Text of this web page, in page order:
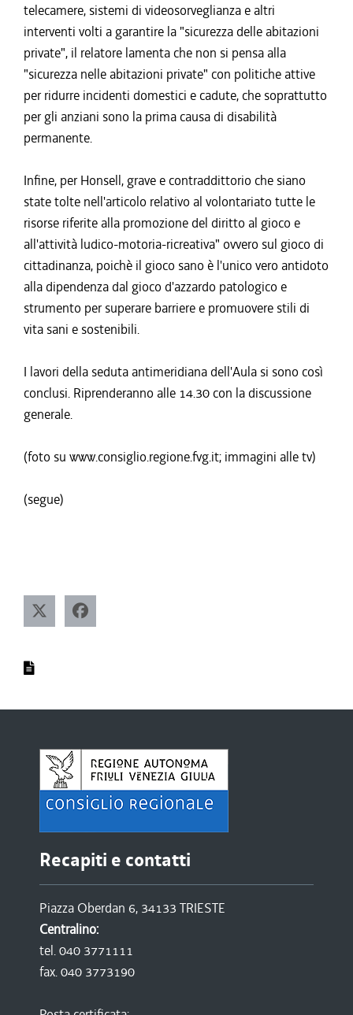
telecamere, sistemi di videosorveglianza e altri
interventi volti a garantire la "sicurezza delle abitazioni
private", il relatore lamenta che non si pensa alla
"sicurezza nelle abitazioni private" con politiche attive
per ridurre incidenti domestici e cadute, che soprattutto
per gli anziani sono la prima causa di disabilità
permanente.
Infine, per Honsell, grave e contraddittorio che siano
state tolte nell'articolo relativo al volontariato tutte le
risorse riferite alla promozione del diritto al gioco e
all'attività ludico-motoria-ricreativa" ovvero sul gioco di
cittadinanza, poichè il gioco sano è l'unico vero antidoto
alla dipendenza dal gioco d'azzardo patologico e
strumento per superare barriere e promuovere stili di
vita sani e sostenibili.
I lavori della seduta antimeridiana dell'Aula si sono così
conclusi. Riprenderanno alle 14.30 con la discussione
generale.
(foto su www.consiglio.regione.fvg.it; immagini alle tv)
(segue)
Recapiti e contatti
Piazza Oberdan 6, 34133 TRIESTE
Centralino:
tel. 040 3771111
fax. 040 3773190